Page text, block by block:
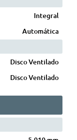
Integral
Automática
Disco Ventilado
Disco Ventilado